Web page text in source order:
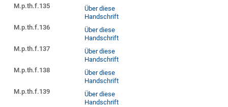
M.p.th.f.135
Über diese
Handschrift
M.p.th.f.136
Über diese
Handschrift
M.p.th.f.137
Über diese
Handschrift
M.p.th.f.138
Über diese
Handschrift
M.p.th.f.139
Über diese
Handschrift